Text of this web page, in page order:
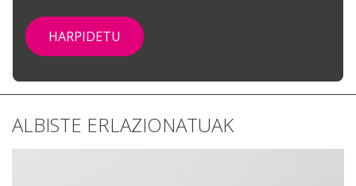
ALBISTE ERLAZIONATUAK